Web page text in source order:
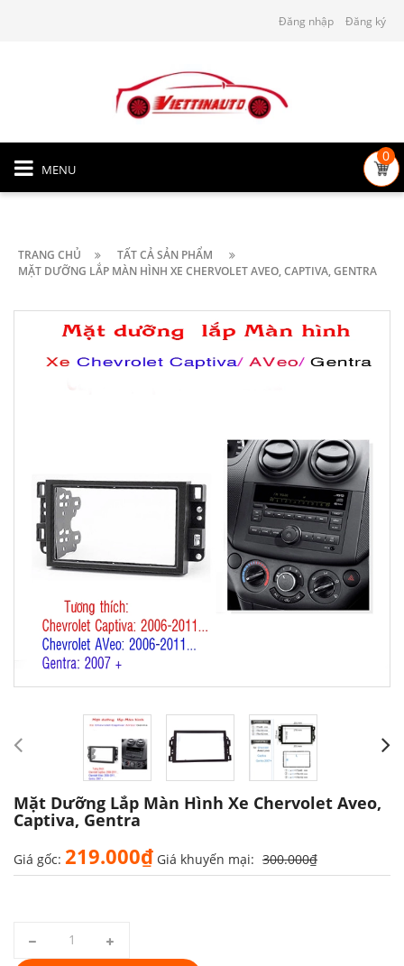
Đăng nhập Đăng ký
MENU
0
TRANG CHỦ
TẤT CẢ SẢN PHẨM
MẶT DƯỠNG LẮP MÀN HÌNH XE CHERVOLET AVEO, CAPTIVA, GENTRA
Mặt Dưỡng Lắp Màn Hình Xe Chervolet Aveo,
Captiva, Gentra
Giá gốc: 219.000₫ Giá khuyến mại: 300.000₫